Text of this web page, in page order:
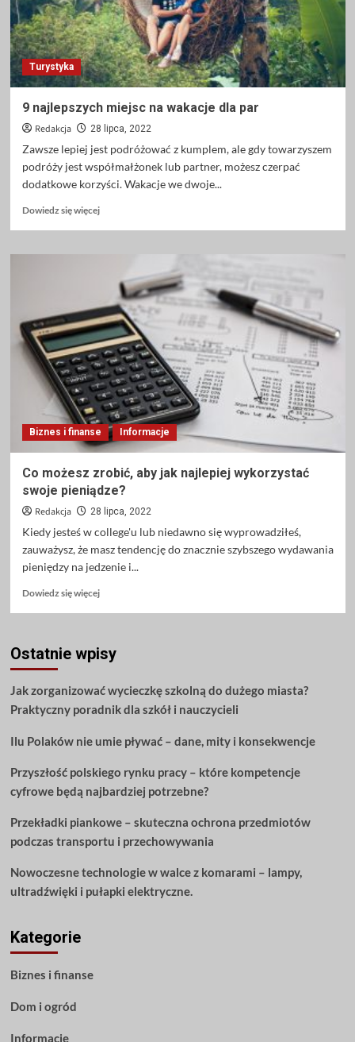
Turystyka
9 najlepszych miejsc na wakacje dla par
Redakcja 28 lipca, 2022
Zawsze lepiej jest podróżować z kumplem, ale gdy towarzyszem
podróży jest współmałżonek lub partner, możesz czerpać
dodatkowe korzyści. Wakacje we dwoje...
Dowiedz się więcejDowiedz
najlepszych
miejsc
na
wakacje
dla
par
Biznes i finanse Informacje
Co możesz zrobić, aby jak najlepiej wykorzystać
swoje pieniądze?
Redakcja 28 lipca, 2022
Kiedy jesteś w college'u lub niedawno się wyprowadziłeś,
zauważysz, że masz tendencję do znacznie szybszego wydawania
pieniędzy na jedzenie i...
Dowiedz się więcejDowiedz
Co
możesz
aby
jak
wykorzystać
pieniądze?
Ostatnie wpisy
Jak zorganizować wycieczkę szkolną do dużego miasta?
Praktyczny poradnik dla szkół i nauczycieli
Ilu Polaków nie umie pływać – dane, mity i konsekwencje
Przyszłość polskiego rynku pracy – które kompetencje
cyfrowe będą najbardziej potrzebne?
Przekładki piankowe – skuteczna ochrona przedmiotów
podczas transportu i przechowywania
Nowoczesne technologie w walce z komarami – lampy,
ultradźwięki i pułapki elektryczne.
Kategorie
Biznes i finanse
Dom i ogród
Informacje